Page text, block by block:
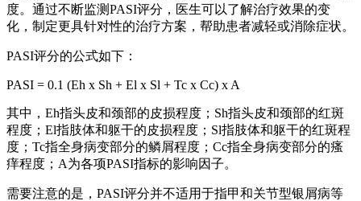
度。通过不断监测PASI评分，医生可以了解治疗效果的变
化，制定更具针对性的治疗方案，帮助患者减轻或消除症状。
PASI评分的公式如下：
PASI = 0.1 (Eh x Sh + El x Sl + Tc x Cc) x A
其中，Eh指头皮和颈部的皮损程度；Sh指头皮和颈部的红斑
程度；El指肢体和躯干的皮损程度；Sl指肢体和躯干的红斑程
度；Tc指全身病变部分的鳞屑程度；Cc指全身病变部分的瘙
痒程度；A为各项PASI指标的影响因子。
需要注意的是，PASI评分并不适用于指甲和关节型银屑病等